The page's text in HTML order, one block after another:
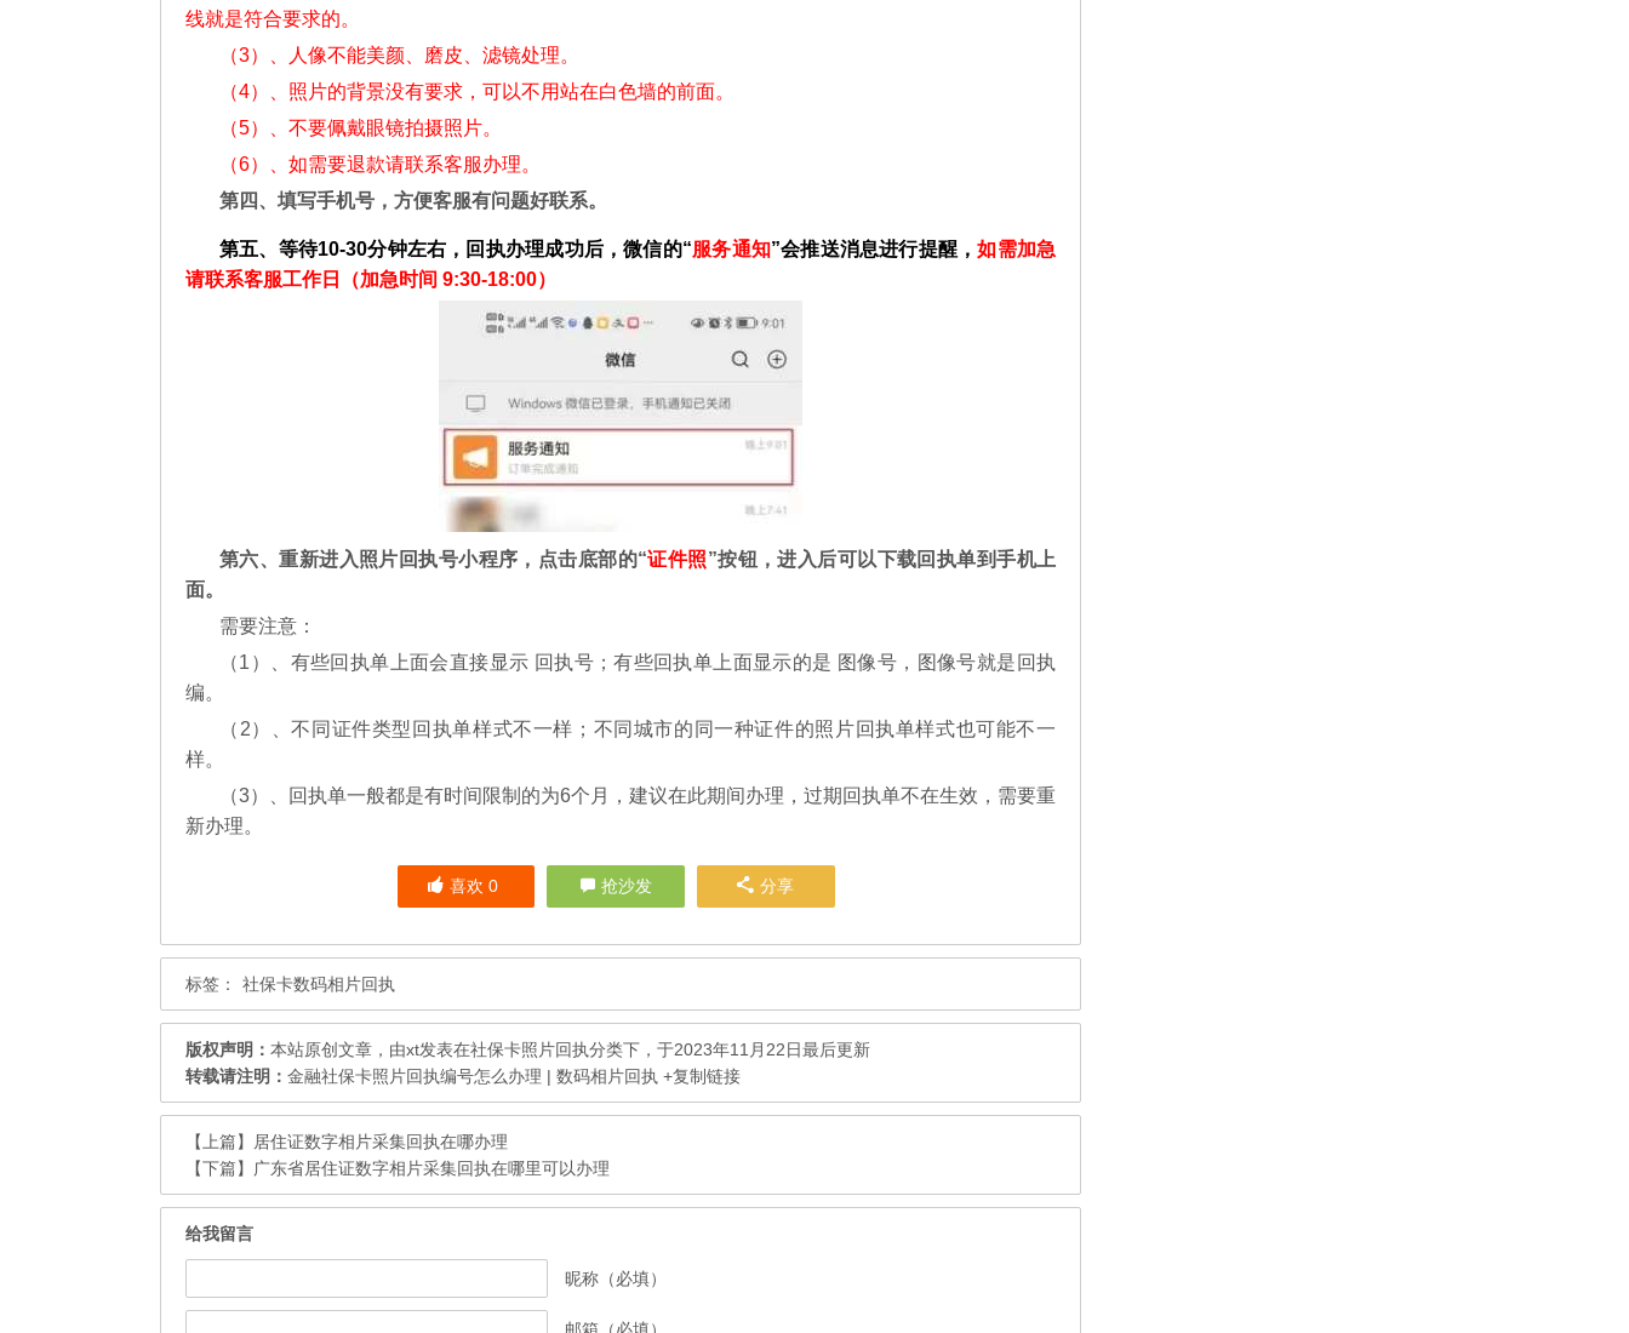
线就是符合要求的。
（3）、人像不能美颜、磨皮、滤镜处理。
（4）、照片的背景没有要求，可以不用站在白色墙的前面。
（5）、不要佩戴眼镜拍摄照片。
（6）、如需要退款请联系客服办理。
第四、填写手机号，方便客服有问题好联系。
第五、等待10-30分钟左右，回执办理成功后，微信的“服务通知”会推送消息进行提醒，如需加急
请联系客服工作日（加急时间 9:30-18:00）
第六、重新进入照片回执号小程序，点击底部的“证件照”按钮，进入后可以下载回执单到手机上
面。
需要注意：
（1）、有些回执单上面会直接显示 回执号；有些回执单上面显示的是 图像号，图像号就是回执
编。
（2）、不同证件类型回执单样式不一样；不同城市的同一种证件的照片回执单样式也可能不一
样。
（3）、回执单一般都是有时间限制的为6个月，建议在此期间办理，过期回执单不在生效，需要重
新办理。
喜欢0 抢沙发 分享
标签： 社保卡数码相片回执
版权声明： 本站原创文章，由xt发表在社保卡照片回执分类下，于2023年11月22日最后更新
转载请注明： 金融社保卡照片回执编号怎么办理 | 数码相片回执 +复制链接
【上篇】
居住证数字相片采集回执在哪办理
【下篇】
广东省居住证数字相片采集回执在哪里可以办理
给我留言
昵称（必填）
邮箱（必填）